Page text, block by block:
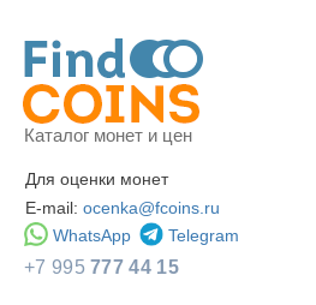
Каталог монет и цен
Для оценки монет
E-mail: ocenka@fcoins.ru
WhatsApp
Telegram
+7 995777 44 15